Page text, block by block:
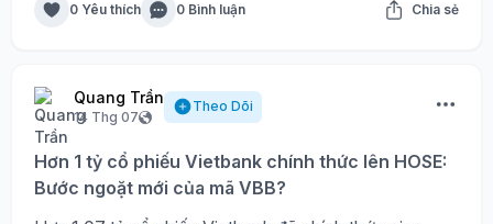
0 Yêu thích 0 Bình luận Chia sẻ
Quang Trần
14 Thg 07
Theo Dõi
Hơn 1 tỷ cổ phiếu Vietbank chính thức lên HOSE:
Bước ngoặt mới của mã VBB?